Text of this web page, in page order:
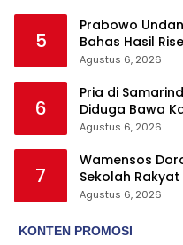
5
Prabowo
Bahas Hasil
Sampah
Agustus 6, 2026
6
Pria di
Diduga Bawa
Damai
Agustus 6, 2026
7
Wamensos
Sekolah
Polewali Mandar
Agustus 6, 2026